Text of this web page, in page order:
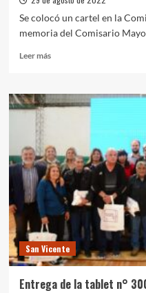
Se colocó un cartel en la
memoria del Comisario
Leer másLeer
Violencia
institucional:
comisaría
2
de
Avellaneda
en
memoria
Comisario
Jorge
Omar
San Vicente
Entrega de la tablet n°